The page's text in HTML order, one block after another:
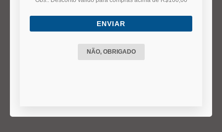
DÚVIDAS FREQUENTES
Status do Pedido
Prazo de entrega
ENVIAR
NÃO, OBRIGADO